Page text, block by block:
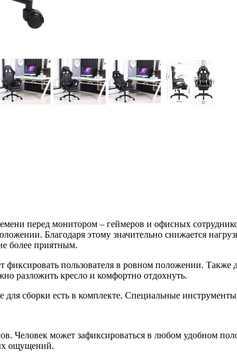
перед монитором – геймеров и офисных
Благодаря этому значительно снижается
более приятным.
фиксировать пользователя в ровном положении.
разложить кресло и комфортно отдохнуть.
сборки есть в комплекте. Специальные
Человек может зафиксироваться в любом удобном
ощущений.